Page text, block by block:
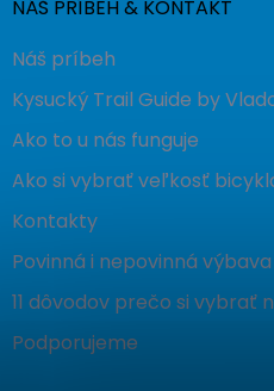
NÁŠ PRÍBEH & KONTAKT
Náš príbeh
Kysucký Trail Guide by
Ako to u nás funguje
Ako si vybrať veľkosť
Kontakty
Povinná i nepovinná
11 dôvodov prečo si vybrať
Podporujeme